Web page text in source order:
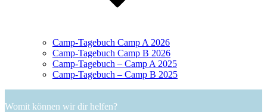
Camp-Tagebuch Camp A 2026
Camp-Tagebuch Camp B 2026
Camp-Tagebuch – Camp A 2025
Camp-Tagebuch – Camp B 2025
Womit können wir dir helfen?